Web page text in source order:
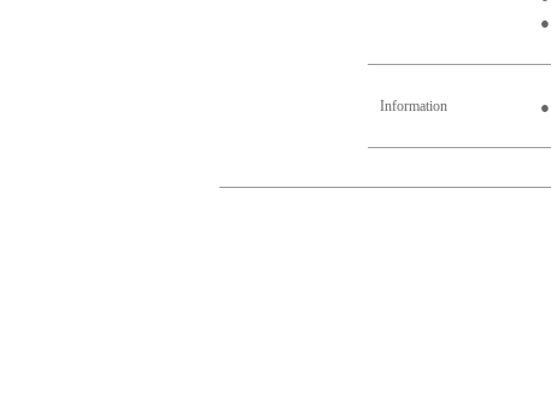
Information